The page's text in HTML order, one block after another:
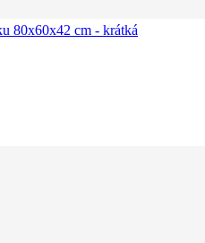
80x60x42 cm - krátká